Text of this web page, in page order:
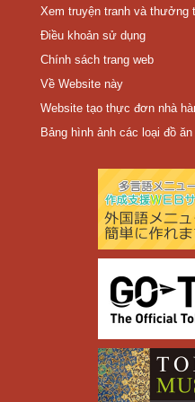
Xem truyện tranh và thưởng
Điều khoản sử dụng
Chính sách trang web
Về Website này
Website tạo thực đơn nhà
Bảng hình ảnh các loại đồ ăn